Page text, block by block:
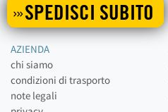
SPEDISCI SUBITO
AZIENDA
chi siamo
condizioni di trasporto
note legali